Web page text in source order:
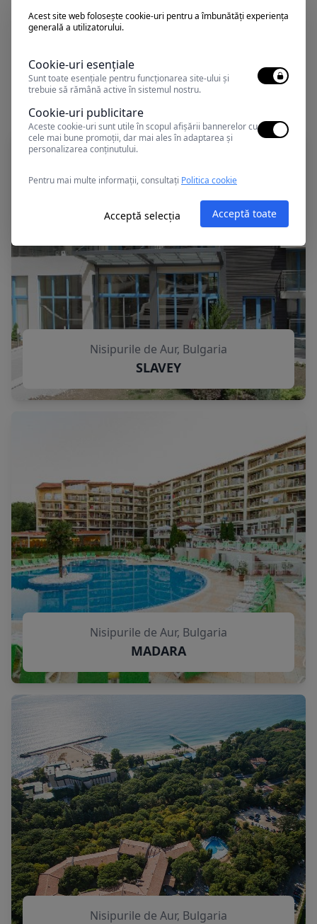
Alte oferte în Nisipurile de Aur
Nisipurile de Aur, Bulgaria
SLAVEY
Nisipurile de Aur, Bulgaria
MADARA
Nisipurile de Aur, Bulgaria
Acest site web folosește cookie-uri pentru a îmbunătăți experiența
generală a utilizatorului.
Cookie-uri esențiale
Sunt toate esențiale pentru funcționarea site-ului și
trebuie să rămână active în sistemul nostru.
Cookie-uri publicitare
Aceste cookie-uri sunt utile în scopul afișării bannerelor cu
cele mai bune promoții, dar mai ales în adaptarea și
personalizarea conținutului.
Pentru mai multe informații, consultați Politica cookie
Acceptă selecția Acceptă toate